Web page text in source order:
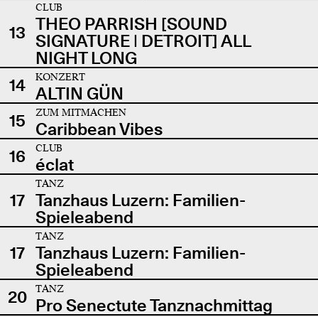
13
CLUB
THEO PARRISH [SOUND
SIGNATURE | DETROIT] ALL
NIGHT LONG
14
KONZERT
ALTIN GÜN
15
ZUM MITMACHEN
Caribbean Vibes
16
CLUB
éclat
17
TANZ
Tanzhaus Luzern: Familien-
Spieleabend
17
TANZ
Tanzhaus Luzern: Familien-
Spieleabend
20
TANZ
Pro Senectute Tanznachmittag